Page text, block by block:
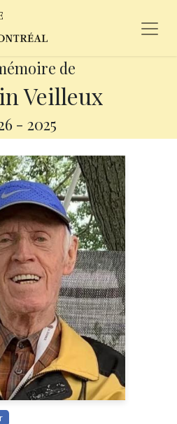
de
Veilleux
- 2025